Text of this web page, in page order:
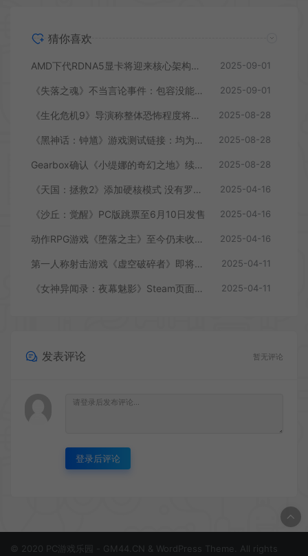
猜你喜欢
AMD下代RDNA5显卡将迎来核心架构大幅升级 2025-09-01
《失落之魂》不当言论事件：包容没能消解过激言论 2025-09-01
《生化危机9》导演称整体恐怖程度将进一步提升 2025-08-28
《黑神话：钟馗》游戏测试链接：均为骗子 2025-08-28
Gearbox确认《小缇娜的奇幻之地》续作正在开发中 2025-08-28
《天国：拯救2》添加硬核模式 没有罗盘和快速旅行 2025-04-16
《沙丘：觉醒》PC版跳票至6月10日发售 2025-04-16
动作RPG游戏《堕落之主》至今仍未收回成本 2025-04-16
第一人称射击游戏《虚空破碎者》即将多平台上线 2025-04-11
《女神异闻录：夜幕魅影》Steam页面上线 2025-04-11
发表评论 暂无评论
登录后评论
© 2020 PC游戏乐园 - GM44.CN & WordPress Theme. All rights